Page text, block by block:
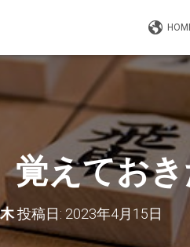
覚えてお
投稿日: 2023年4月15日